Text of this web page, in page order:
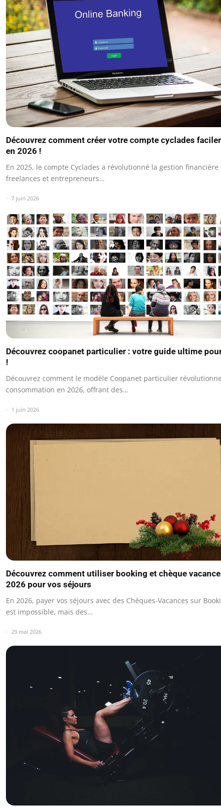
Découvrez comment créer votre compte cyclades
en 2026 !
En 2025, le compte Cyclades a révolutionné la gestion financière
freelances et entrepreneurs…
7 juin 2026
Découvrez coopanet particulier : votre guide ultime
!
Découvrez comment le modèle Coopanet particulier
consommation en 2026, offrant des…
1 juin 2026
Découvrez comment utiliser booking et chèque
2026 pour vos séjours
En 2026, payer vos séjours avec des Chèques-Vacances sur
est impossible, mais des…
29 mai 2026